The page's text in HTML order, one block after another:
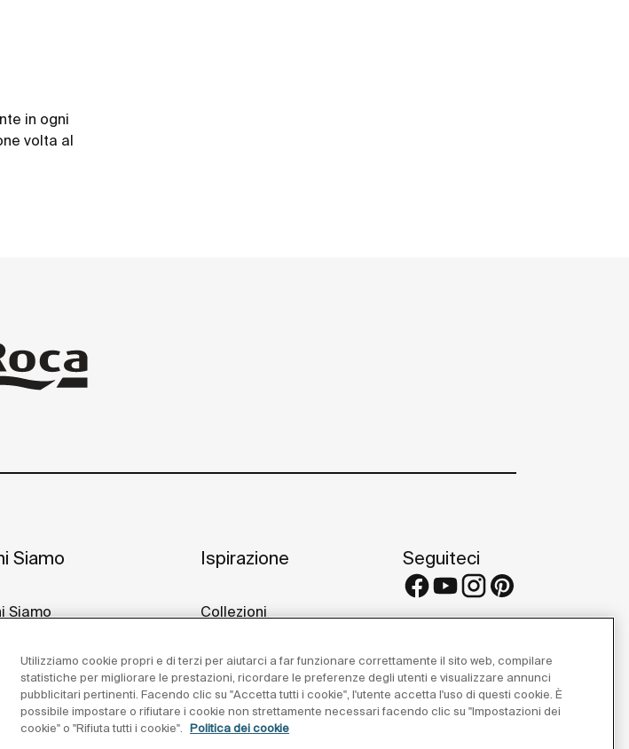
in ogni
volta al
Siamo
Siamo
Nel Mondo
E Innovazione
a Noi
Ispirazione
Collezioni
Progetti di riferimento
Roca Galleries
Seguiteci
Utilizziamo cookie propri e di terzi per aiutarci a far funzionare correttamente il sito web, compilare
statistiche per migliorare le prestazioni, ricordare le preferenze degli utenti e visualizzare annunci
pubblicitari pertinenti. Facendo clic su "Accetta tutti i cookie", l'utente accetta l'uso di questi cookie. È
possibile impostare o rifiutare i cookie non strettamente necessari facendo clic su "Impostazioni dei
cookie" o "Rifiuta tutti i cookie".
Politica dei cookie